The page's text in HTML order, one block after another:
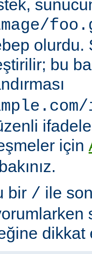
olurdu.
bu
için
bir / ile
dikkat